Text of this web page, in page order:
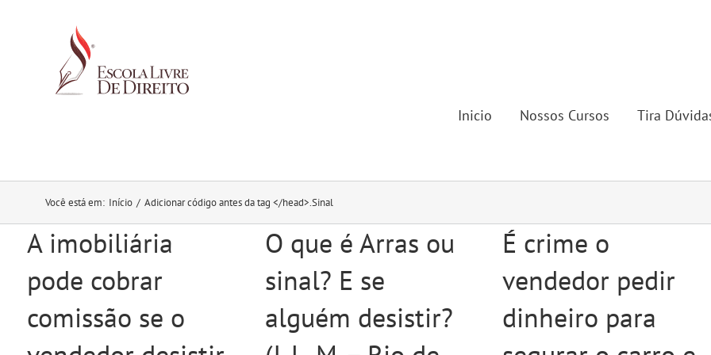
Inicio Nossos Cursos Tira
Você está em: Início / Adicionar código antes da tag </head>.Sinal
A imobiliária
pode cobrar
comissão se o
O que é Arras ou
sinal? E se
alguém desistir?
É crime o
vendedor pedir
dinheiro para